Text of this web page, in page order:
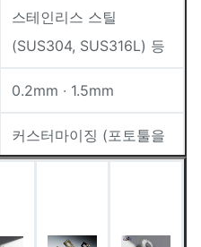
스테인리스 스틸
(SUS304, SUS316L) 등
0.2mm ∙ 1.5mm
커스터마이징 (포토툴을
통해 설계)
프)